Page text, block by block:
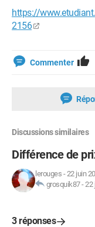
https://
2156
Commenter
Discussions similaires
Différence de
lerouges -22 juin
grosquik87-22
3 réponses